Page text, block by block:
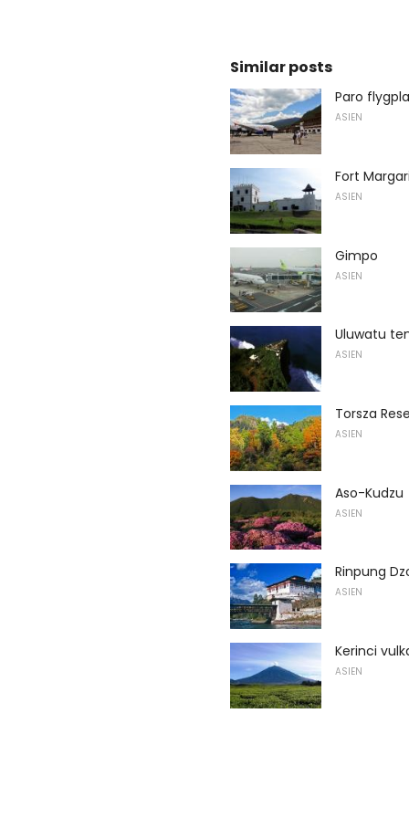
Similar posts
Paro
ASIEN
Fort
ASIEN
Gimpo
ASIEN
Uluwatu
ASIEN
Torsza
ASIEN
Aso-Kudzu
ASIEN
Rinpung
ASIEN
Kerinci
ASIEN